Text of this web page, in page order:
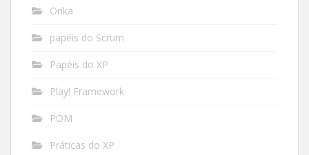
Orika
papéis do Scrum
Papéis do XP
Play! Framework
POM
Práticas do XP